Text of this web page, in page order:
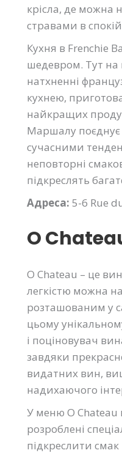
крісла, де можна
стравами в
Кухня в Frenchie
шедевром. Тут на
натхненні
кухнею,
найкращих
Маршалу поєднує
сучасними
неповторні
підкреслять
Адреса: 5-6 Rue
O
O Chateau – це
легкістю можна
розташованим у
цьому
і поціновувач
завдяки
видатних вин,
надихаючого
У меню O Chateau
розроблені
підкреслити